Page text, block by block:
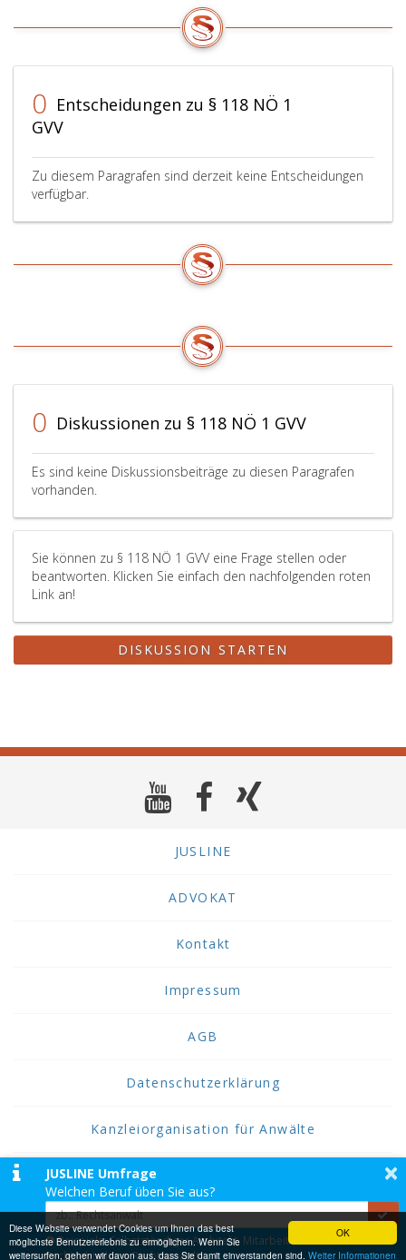
OK
Diese Website verwendet Cookies um Ihnen das best
möglichste Benutzererlebnis zu ermöglichen. Wenn Sie
weitersurfen, gehen wir davon aus, dass Sie damit einverstanden sind. Weiter Informationen
0 Entscheidungen zu § 118 NÖ 1
GVV
Zu diesem Paragrafen sind derzeit keine Entscheidungen
verfügbar.
0 Diskussionen zu § 118 NÖ 1 GVV
Es sind keine Diskussionsbeiträge zu diesen Paragrafen
vorhanden.
Sie können zu § 118 NÖ 1 GVV eine Frage stellen oder
beantworten. Klicken Sie einfach den nachfolgenden roten
Link an!
DISKUSSION STARTEN
JUSLINE
ADVOKAT
Kontakt
Impressum
AGB
Datenschutzerklärung
Kanzleiorganisation für Anwälte
JUSLINE® ist eine Marke der ADVOKAT
Unternehmensberatung Greiter & Greiter GmbH.
×
JUSLINE Umfrage
Welchen Beruf üben Sie aus?
Beispiele: Selbstständiger Architekt, Mitarbeiter einer
Rechtsabteilung, Rechtsanwalt,...